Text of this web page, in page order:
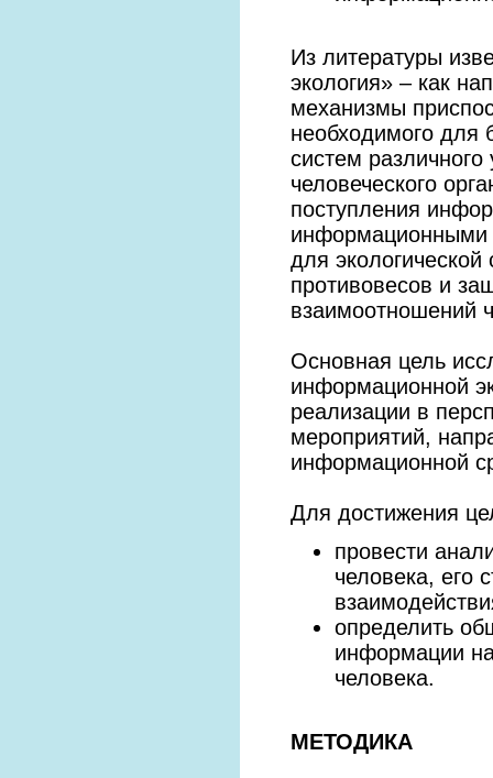
Из литературы
экология» – как
механизмы
необходимого для
систем
человеческого
поступления
информационными
для
противовесов и
взаимоотношений
Основная цель
информационной
реализации в
мероприятий,
информационной
Для достижения
провести
человека, его
определить
информации
человека.
МЕТОДИКА